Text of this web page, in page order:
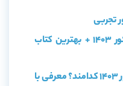
تجربی
بهترین منابع شیمی کنکور 1403 + بهترین کتاب
بهترین منابع زیست کنکور 1403 کدامند؟ معرفی با